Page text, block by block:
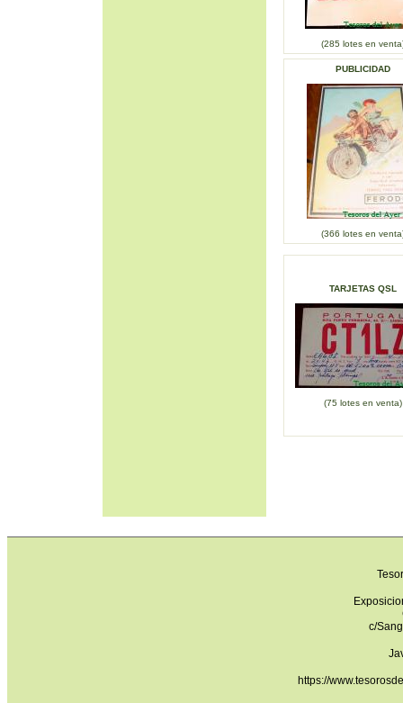
(285 lotes en
PUBLICIDAD
(366 lotes en
TARJETAS QSL
(75 lotes en venta)
c/
https://